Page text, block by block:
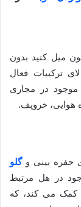
۳ جرعه روغن زیتون میل کنید بدون
ترکیبات فعال
موجود در مجاری
هوایی، خروپف.
حفره بینی وگلو
در هل مرتبط
کمک می کند، که